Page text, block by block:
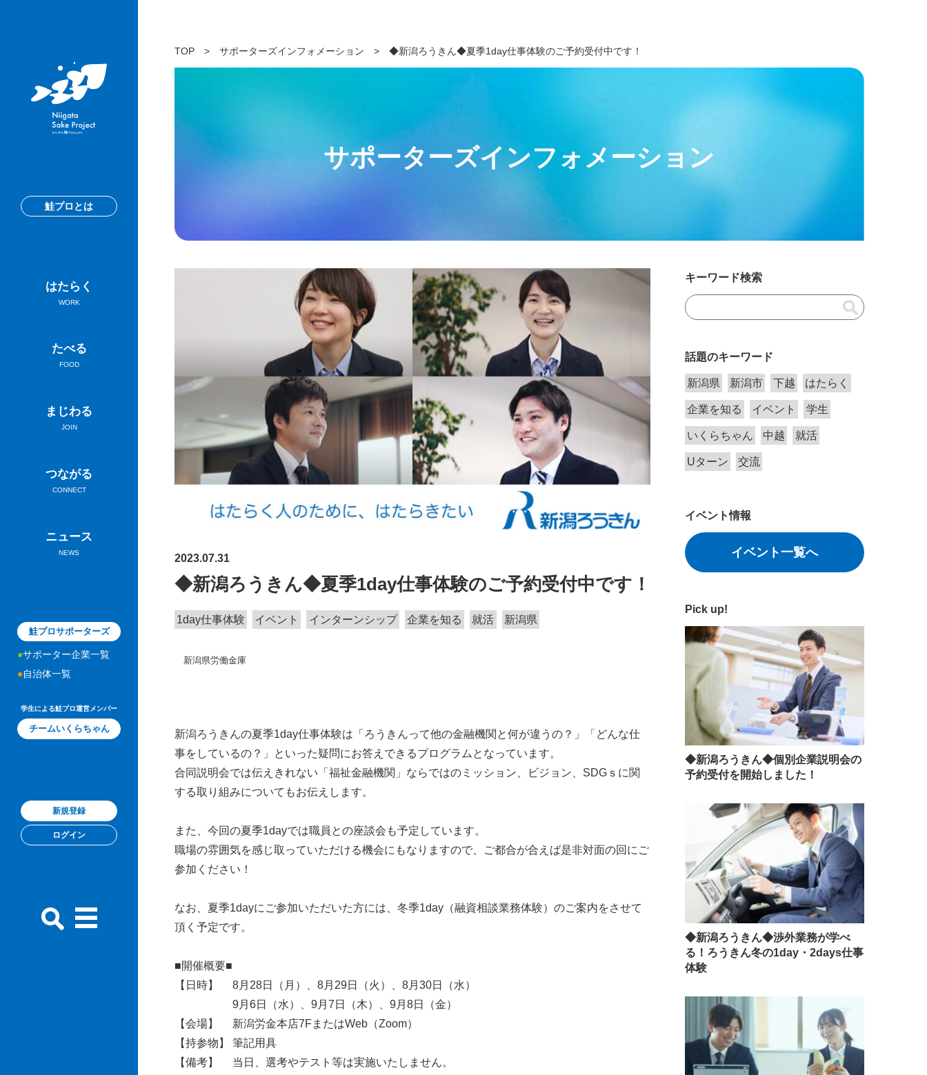
鮭プロとは
はたらく
WORK
たべる
FOOD
まじわる
JOIN
つながる
CONNECT
ニュース
NEWS
鮭プロサポーターズ
サポーター企業一覧
自治体一覧
学生による鮭プロ運営メンバー
チームいくらちゃん
新規登録
ログイン
TOP> サポーターズインフォメーション > ◆新潟ろうきん◆夏季1day仕事体験のご予約受付中です！
サポーターズインフォメーション
2023.07.31
◆新潟ろうきん◆夏季1day仕事体験のご予約受付中です！
1day仕事体験 イベント インターンシップ 企業を知る 就活 新潟県
新潟県労働金庫
新潟ろうきんの夏季1day仕事体験は「ろうきんって他の金融機関と何が違うの？」「どんな仕
事をしているの？」といった疑問にお答えできるプログラムとなっています。
合同説明会では伝えきれない「福祉金融機関」ならではのミッション、ビジョン、SDGｓに関
する取り組みについてもお伝えします。
また、今回の夏季1dayでは職員との座談会も予定しています。
職場の雰囲気を感じ取っていただける機会にもなりますので、ご都合が合えば是非対面の回にご
参加ください！
なお、夏季1dayにご参加いただいた方には、冬季1day（融資相談業務体験）のご案内をさせて
頂く予定です。
■開催概要■
【日時】 8月28日（月）、8月29日（火）、8月30日（水）
9月6日（水）、9月7日（木）、9月8日（金）
【会場】 新潟労金本店7FまたはWeb（Zoom）
【持参物】 筆記用具
【備考】 当日、選考やテスト等は実施いたしません。
キーワード検索
話題のキーワード
新潟県 新潟市 下越 はたらく
企業を知る イベント 学生
いくらちゃん 中越 就活
Uターン 交流
イベント情報
イベント一覧へ
Pick up!
◆新潟ろうきん◆個別企業説明会の
予約受付を開始しました！
◆新潟ろうきん◆渉外業務が学べ
る！ろうきん冬の1day・2days仕事
体験